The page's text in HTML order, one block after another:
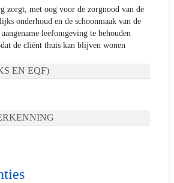
zorgt, met oog voor de zorgnood van de
onderhoud en de schoonmaak van de
leefomgeving te behouden
de cliënt thuis kan blijven wonen
EN EQF)